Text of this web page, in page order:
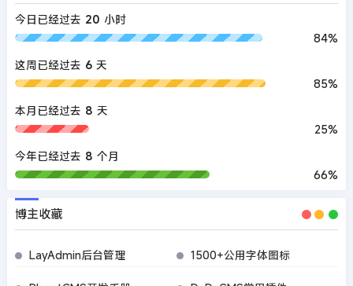
今日已经过去 20 小时
84%
这周已经过去 6 天
85%
本月已经过去 8 天
25%
今年已经过去 8 个月
66%
博主收藏
LayAdmin后台管理 1500+公用字体图标